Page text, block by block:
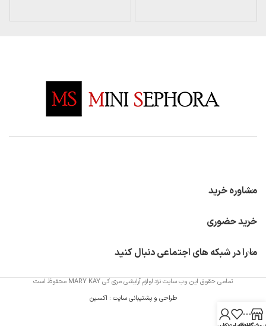
مشاوره خرید
خرید حضوری
ما را در شبکه های اجتماعی دنبال کنید
تمامی حقوق این وب سایت نزد لوازم آرایشی مری کی MARY KAY محفوظ است
طراحی و پشتیبانی سایت : اکسین